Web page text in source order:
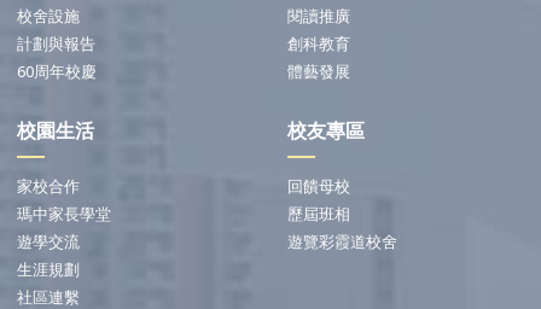
校舍設施
計劃與報告
60周年校慶
閱讀推廣
創科教育
體藝發展
校園生活
家校合作
瑪中家長學堂
遊學交流
生涯規劃
社區連繫
校友專區
回饋母校
歷屆班相
遊覽彩霞道校舍